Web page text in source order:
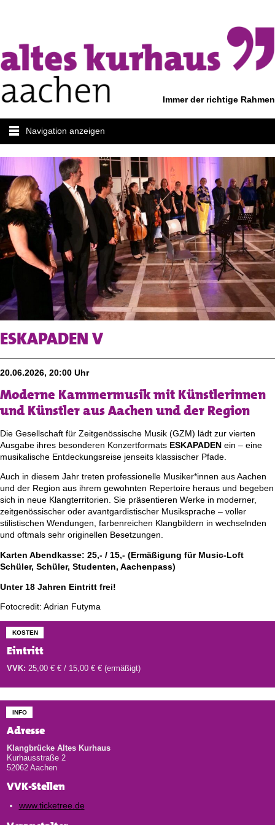
Immer der richtige Rahmen
Navigation anzeigen
ESKAPADEN V
20.06.2026, 20:00 Uhr
Moderne Kammermusik mit Künstlerinnen
und Künstler aus Aachen und der Region
Die Gesellschaft für Zeitgenössische Musik (GZM) lädt zur vierten
Ausgabe ihres besonderen Konzertformats ESKAPADEN ein – eine
musikalische Entdeckungsreise jenseits klassischer Pfade.
Auch in diesem Jahr treten professionelle Musiker*innen aus Aachen
und der Region aus ihrem gewohnten Repertoire heraus und begeben
sich in neue Klangterritorien. Sie präsentieren Werke in moderner,
zeitgenössischer oder avantgardistischer Musiksprache – voller
stilistischen Wendungen, farbenreichen Klangbildern in wechselnden
und oftmals sehr originellen Besetzungen.
Karten Abendkasse: 25,- / 15,- (Ermäßigung für Music-Loft
Schüler, Schüler, Studenten, Aachenpass)
Unter 18 Jahren Eintritt frei!
Fotocredit: Adrian Futyma
KOSTEN
Eintritt
VVK: 25,00 € € / 15,00 € € (ermäßigt)
INFO
Adresse
Klangbrücke Altes Kurhaus
Kurhausstraße 2
52062 Aachen
VVK-Stellen
www.ticketree.de